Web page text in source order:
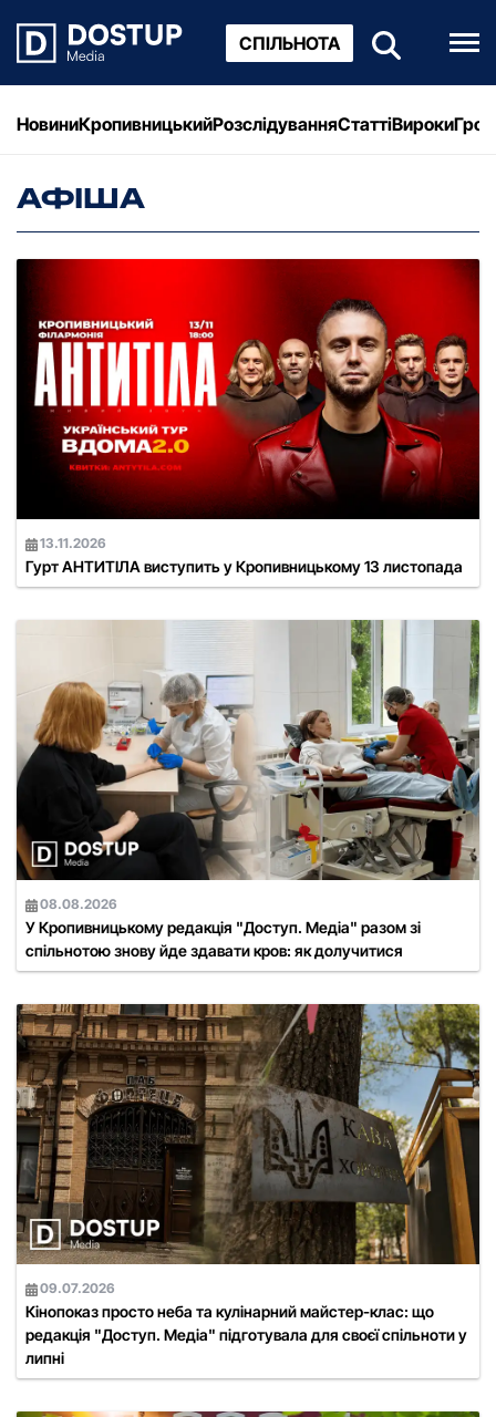
СПІЛЬНОТА
НовиниКропивницькийРозслідуванняСтаттіВироки
АФІША
13.11.2026
Гурт АНТИТІЛА виступить у Кропивницькому 13 листопада
08.08.2026
У Кропивницькому редакція "Доступ. Медіа" разом зі
спільнотою знову йде здавати кров: як долучитися
09.07.2026
Кінопоказ просто неба та кулінарний майстер-клас: що
редакція "Доступ. Медіа" підготувала для своєї спільноти у
липні